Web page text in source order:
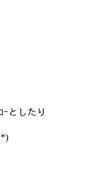
としたり